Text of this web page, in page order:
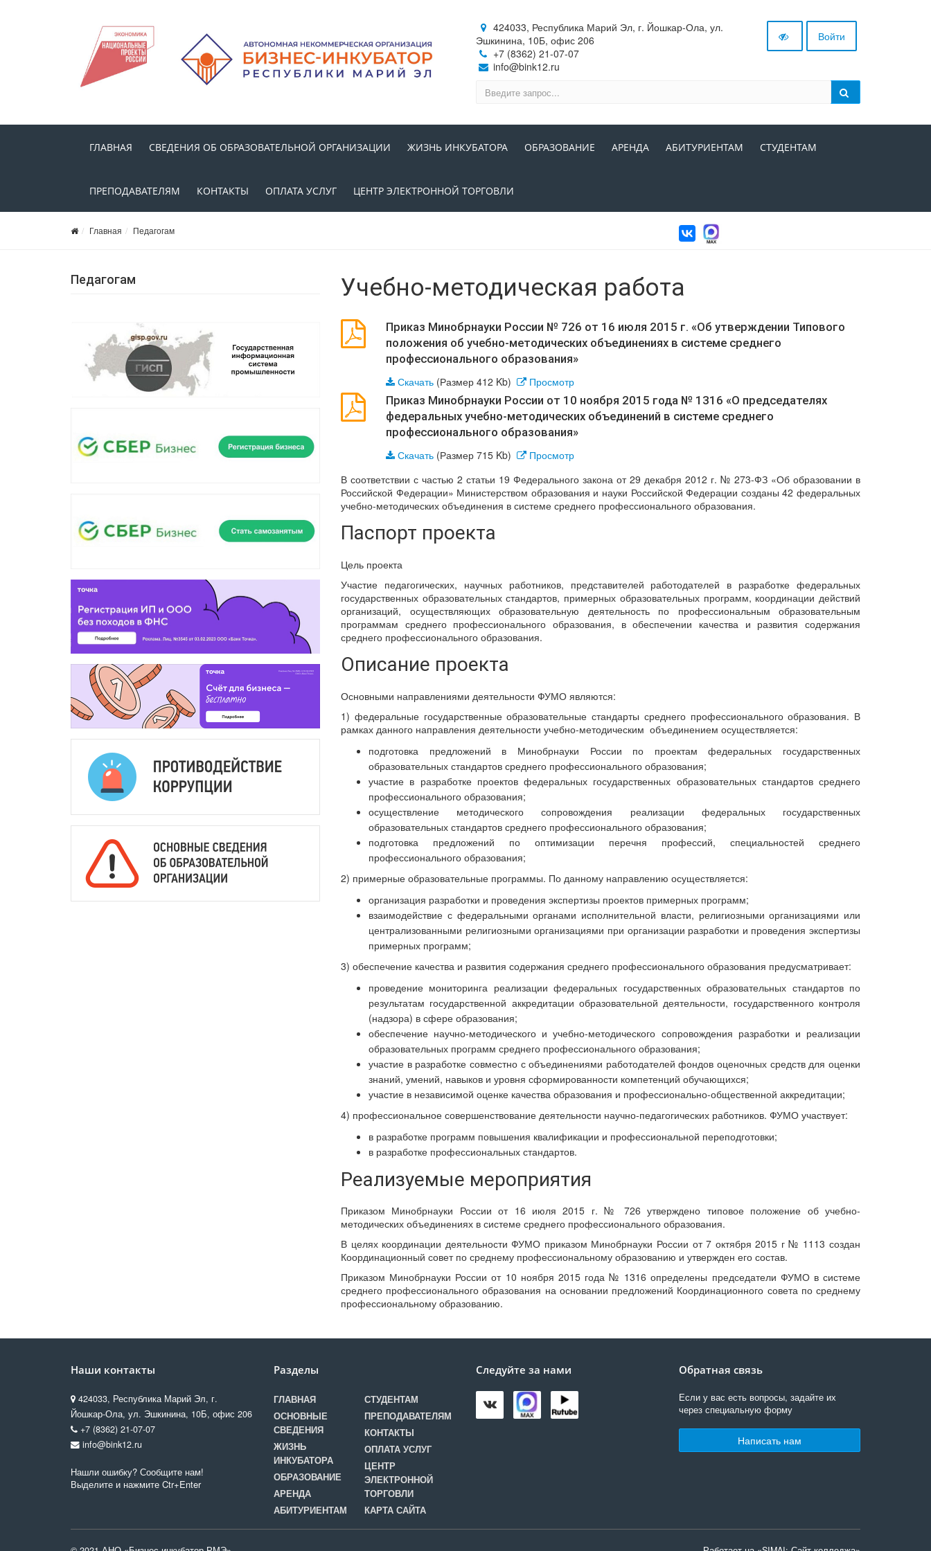
424033, Республика Марий Эл, г. Йошкар-Ола, ул.
Эшкинина, 10Б, офис 206
+7 (8362) 21-07-07
info@bink12.ru
Войти
ГЛАВНАЯ СВЕДЕНИЯ ОБ ОБРАЗОВАТЕЛЬНОЙ ОРГАНИЗАЦИИ ЖИЗНЬ ИНКУБАТОРА ОБРАЗОВАНИЕ АРЕНДА АБИТУРИЕНТАМ СТУДЕНТАМ
ПРЕПОДАВАТЕЛЯМ КОНТАКТЫ ОПЛАТА УСЛУГ ЦЕНТР ЭЛЕКТРОННОЙ ТОРГОВЛИ
Главная Педагогам
Педагогам Учебно-методическая работа
Приказ Минобрнауки России № 726 от 16 июля 2015 г. «Об утверждении Типового
положения об учебно-методических объединениях в системе среднего
профессионального образования»
Скачать(Размер 412 Kb)
Просмотр
Приказ Минобрнауки России от 10 ноября 2015 года № 1316 «О председателях
федеральных учебно-методических объединений в системе среднего
профессионального образования»
Скачать(Размер 715 Kb)
Просмотр
В соответствии с частью 2 статьи 19 Федерального закона от 29 декабря 2012 г. № 273-ФЗ «Об образовании в
Российской Федерации» Министерством образования и науки Российской Федерации созданы 42 федеральных
учебно-методических объединения в системе среднего профессионального образования.
Паспорт проекта
Цель проекта
Участие педагогических, научных работников, представителей работодателей в разработке федеральных
государственных образовательных стандартов, примерных образовательных программ, координации действий
организаций, осуществляющих образовательную деятельность по профессиональным образовательным
программам среднего профессионального образования, в обеспечении качества и развития содержания
среднего профессионального образования.
Описание проекта
Основными направлениями деятельности ФУМО являются:
1) федеральные государственные образовательные стандарты среднего профессионального образования. В
рамках данного направления деятельности учебно-методическим объединением осуществляется:
подготовка предложений в Минобрнауки России по проектам федеральных государственных
образовательных стандартов среднего профессионального образования;
участие в разработке проектов федеральных государственных образовательных стандартов среднего
профессионального образования;
осуществление методического сопровождения реализации федеральных государственных
образовательных стандартов среднего профессионального образования;
подготовка предложений по оптимизации перечня профессий, специальностей среднего
профессионального образования;
2) примерные образовательные программы. По данному направлению осуществляется:
организация разработки и проведения экспертизы проектов примерных программ;
взаимодействие с федеральными органами исполнительной власти, религиозными организациями или
централизованными религиозными организациями при организации разработки и проведения экспертизы
примерных программ;
3) обеспечение качества и развития содержания среднего профессионального образования предусматривает:
проведение мониторинга реализации федеральных государственных образовательных стандартов по
результатам государственной аккредитации образовательной деятельности, государственного контроля
(надзора) в сфере образования;
обеспечение научно-методического и учебно-методического сопровождения разработки и реализации
образовательных программ среднего профессионального образования;
участие в разработке совместно с объединениями работодателей фондов оценочных средств для оценки
знаний, умений, навыков и уровня сформированности компетенций обучающихся;
участие в независимой оценке качества образования и профессионально-общественной аккредитации;
4) профессиональное совершенствование деятельности научно-педагогических работников. ФУМО участвует:
в разработке программ повышения квалификации и профессиональной переподготовки;
в разработке профессиональных стандартов.
Реализуемые мероприятия
Приказом Минобрнауки России от 16 июля 2015 г. № 726 утверждено типовое положение об учебно-
методических объединениях в системе среднего профессионального образования.
В целях координации деятельности ФУМО приказом Минобрнауки России от 7 октября 2015 г № 1113 создан
Координационный совет по среднему профессиональному образованию и утвержден его состав.
Приказом Минобрнауки России от 10 ноября 2015 года № 1316 определены председатели ФУМО в системе
среднего профессионального образования на основании предложений Координационного совета по среднему
профессиональному образованию.
Наши контакты
424033, Республика Марий Эл, г.
Йошкар-Ола, ул. Эшкинина, 10Б, офис 206
+7 (8362) 21-07-07
info@bink12.ru
Нашли ошибку? Сообщите нам!
Выделите и нажмите Ctr+Enter
Разделы
ГЛАВНАЯ
ОСНОВНЫЕ
СВЕДЕНИЯ
ЖИЗНЬ
ИНКУБАТОРА
ОБРАЗОВАНИЕ
АРЕНДА
АБИТУРИЕНТАМ
СТУДЕНТАМ
ПРЕПОДАВАТЕЛЯМ
КОНТАКТЫ
ОПЛАТА УСЛУГ
ЦЕНТР
ЭЛЕКТРОННОЙ
ТОРГОВЛИ
КАРТА САЙТА
Следуйте за нами Обратная связь
Если у вас есть вопросы, задайте их
через специальную форму
Написать нам